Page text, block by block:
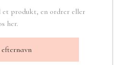
et produkt, en ordrer eller
her.